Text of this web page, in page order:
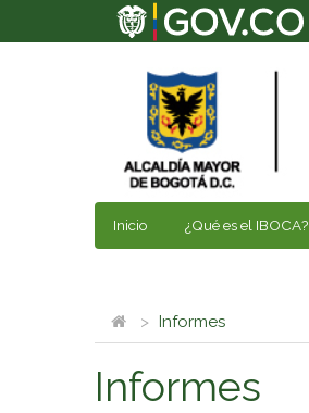
Inicio ¿Qué es el IBOCA?
Informes
Informes